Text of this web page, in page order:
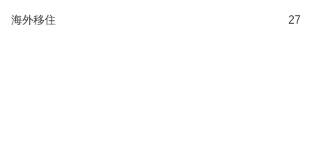
海外移住 27